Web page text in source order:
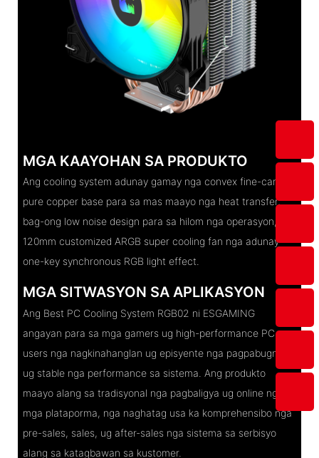
MGA KAAYOHAN SA PRODUKTO
Ang cooling system adunay gamay nga convex fine-carved
pure copper base para sa mas maayo nga heat transfer,
bag-ong low noise design para sa hilom nga operasyon, ug
120mm customized ARGB super cooling fan nga adunay
one-key synchronous RGB light effect.
MGA SITWASYON SA APLIKASYON
Ang Best PC Cooling System RGB02 ni ESGAMING
angayan para sa mga gamers ug high-performance PC
users nga nagkinahanglan ug episyente nga pagpabugnaw
ug stable nga performance sa sistema. Ang produkto
maayo alang sa tradisyonal nga pagbaligya ug online nga
mga plataporma, nga naghatag usa ka komprehensibo nga
pre-sales, sales, ug after-sales nga sistema sa serbisyo
alang sa katagbawan sa kustomer.